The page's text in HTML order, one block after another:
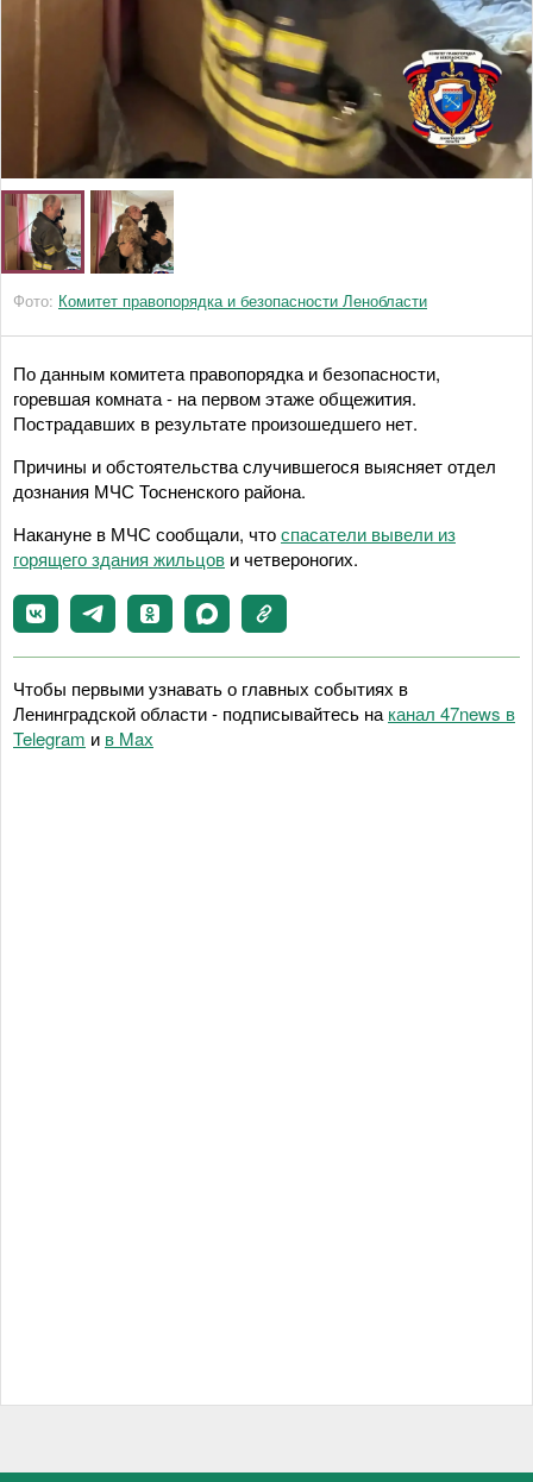
Фото: Комитет правопорядка и безопасности Ленобласти
По данным комитета правопорядка и безопасности,
горевшая комната - на первом этаже общежития.
Пострадавших в результате произошедшего нет.
Причины и обстоятельства случившегося выясняет отдел
дознания МЧС Тосненского района.
Накануне в МЧС сообщали, чтоспасатели вывели из
горящего здания жильцов и четвероногих.
Чтобы первыми узнавать о главных событиях в
Ленинградской области - подписывайтесь на канал 47news в
Telegram и в Maх